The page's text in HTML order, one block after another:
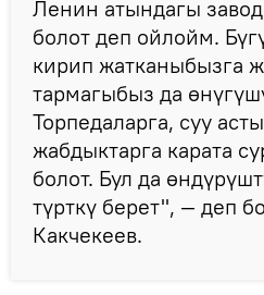
Ленин атындагы
болот деп ойлойм.
кирип жатканыбызга
тармагыбыз да
Торпедаларга, суу
жабдыктарга карата
болот. Бул да
түрткү берет", — деп
Какчекеев.